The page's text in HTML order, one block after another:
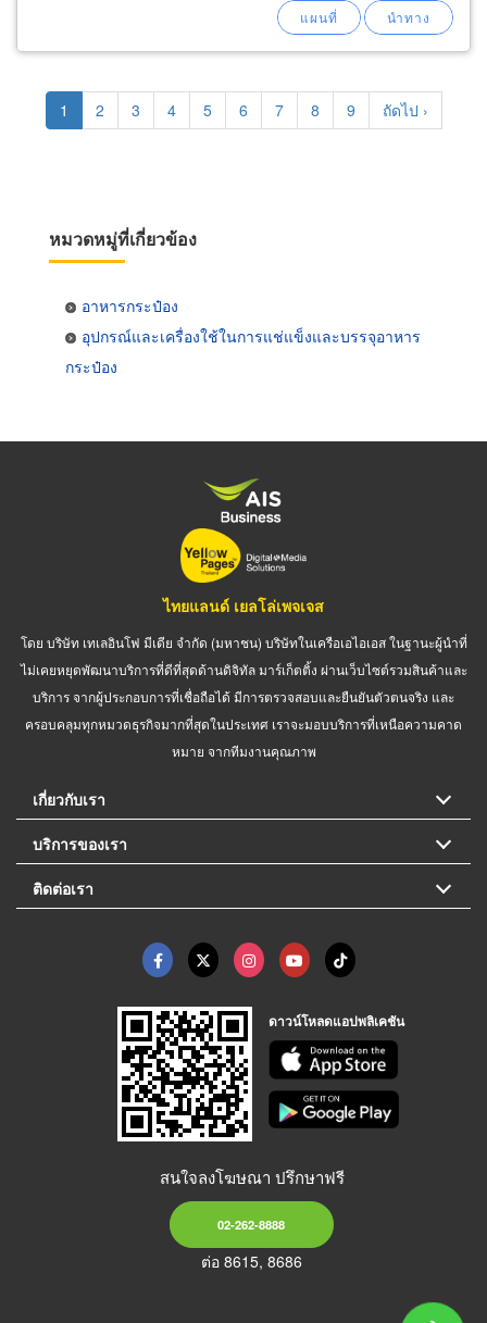
Pagination
Current
page
1 Page
2 Page
3 Page
4 Page
5 Page
6 Page
7 Page
8 Page
9
Next
page
ถัดไป ›
หมวดหมู่ที่เกี่ยวข้อง
อาหารกระป๋อง
อุปกรณ์และเครื่องใช้ในการแช่แข็งและบรรจุอาหาร
กระป๋อง
ไทยแลนด์ เยลโล่เพจเจส
โดย บริษัท เทเลอินโฟ มีเดีย จำกัด (มหาชน) บริษัทในเครือเอไอเอส ในฐานะผู้นำที่
ไม่เคยหยุดพัฒนาบริการที่ดีที่สุดด้านดิจิทัล มาร์เก็ตติ้ง ผ่านเว็บไซต์รวมสินค้าและ
บริการ จากผู้ประกอบการที่เชื่อถือได้ มีการตรวจสอบและยืนยันตัวตนจริง และ
ครอบคลุมทุกหมวดธุรกิจมากที่สุดในประเทศ เราจะมอบบริการที่เหนือความคาด
หมาย จากทีมงานคุณภาพ
เกี่ยวกับเรา
บริการของเรา
ติดต่อเรา
ดาวน์โหลดแอปพลิเคชัน
สนใจลงโฆษณา ปรึกษาฟรี
02-262-8888
ต่อ 8615, 8686